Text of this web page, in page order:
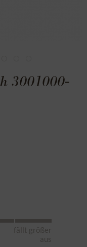
3001000-
fällt größer
aus